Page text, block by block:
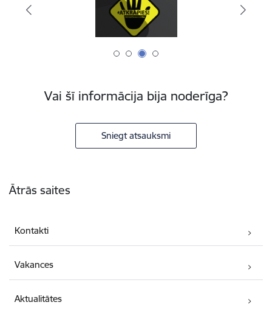
Vai šī informācija bija noderīga?
Sniegt atsauksmi
Ātrās saites
Kontakti
Vakances
Aktualitātes